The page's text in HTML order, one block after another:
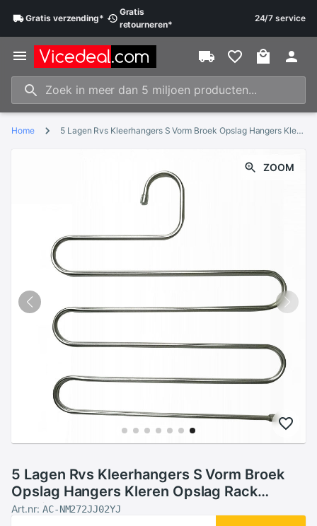
Gratisverzending*
Gratis
retourneren*
24/7 service
Home 5 Lagen Rvs Kleerhangers S Vorm Broek Opslag Hangers Kleren Opslag Rack Multilayer Opslag Doek Hanger
ZOOM
5 Lagen Rvs Kleerhangers S Vorm Broek
Opslag Hangers Kleren Opslag Rack
Multilayer Opslag Doek Hanger
Art.nr: AC-NM272JJ02YJ